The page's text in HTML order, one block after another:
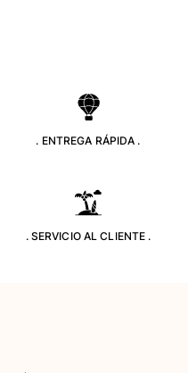
. ENTREGA RÁPIDA .
. SERVICIO AL CLIENTE .